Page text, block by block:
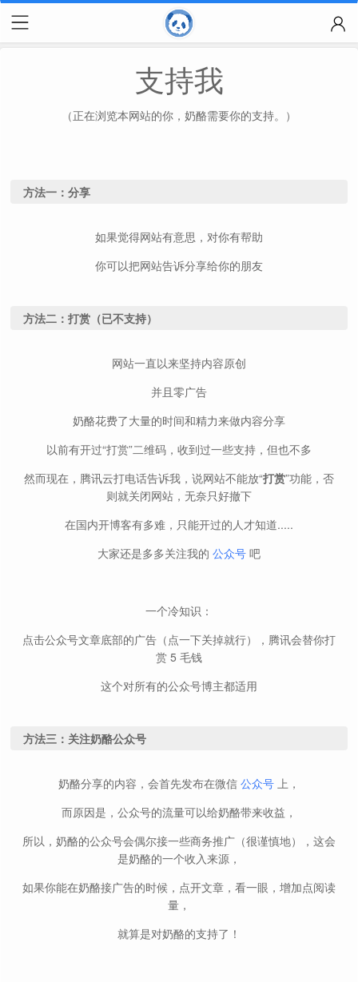
支持我
（正在浏览本网站的你，奶酪需要你的支持。）
方法一：分享
如果觉得网站有意思，对你有帮助
你可以把网站告诉分享给你的朋友
方法二：打赏（已不支持）
网站一直以来坚持内容原创
并且零广告
奶酪花费了大量的时间和精力来做内容分享
以前有开过“打赏”二维码，收到过一些支持，但也不多
然而现在，腾讯云打电话告诉我，说网站不能放“打赏”功能，否
则就关闭网站，无奈只好撤下
在国内开博客有多难，只能开过的人才知道.....
大家还是多多关注我的 公众号 吧
一个冷知识：
点击公众号文章底部的广告（点一下关掉就行），腾讯会替你打
赏 5 毛钱
这个对所有的公众号博主都适用
方法三：关注奶酪公众号
奶酪分享的内容，会首先发布在微信 公众号 上，
而原因是，公众号的流量可以给奶酪带来收益，
所以，奶酪的公众号会偶尔接一些商务推广（很谨慎地），这会
是奶酪的一个收入来源，
如果你能在奶酪接广告的时候，点开文章，看一眼，增加点阅读
量，
就算是对奶酪的支持了！